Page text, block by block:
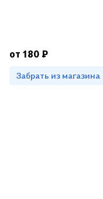
от 180 ₽
Забрать из магазина